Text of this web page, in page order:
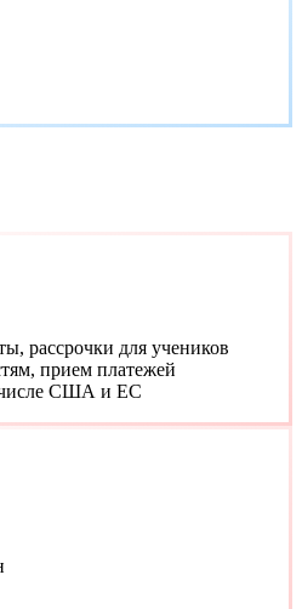
рассрочки для учеников
прием платежей
числе США и ЕС